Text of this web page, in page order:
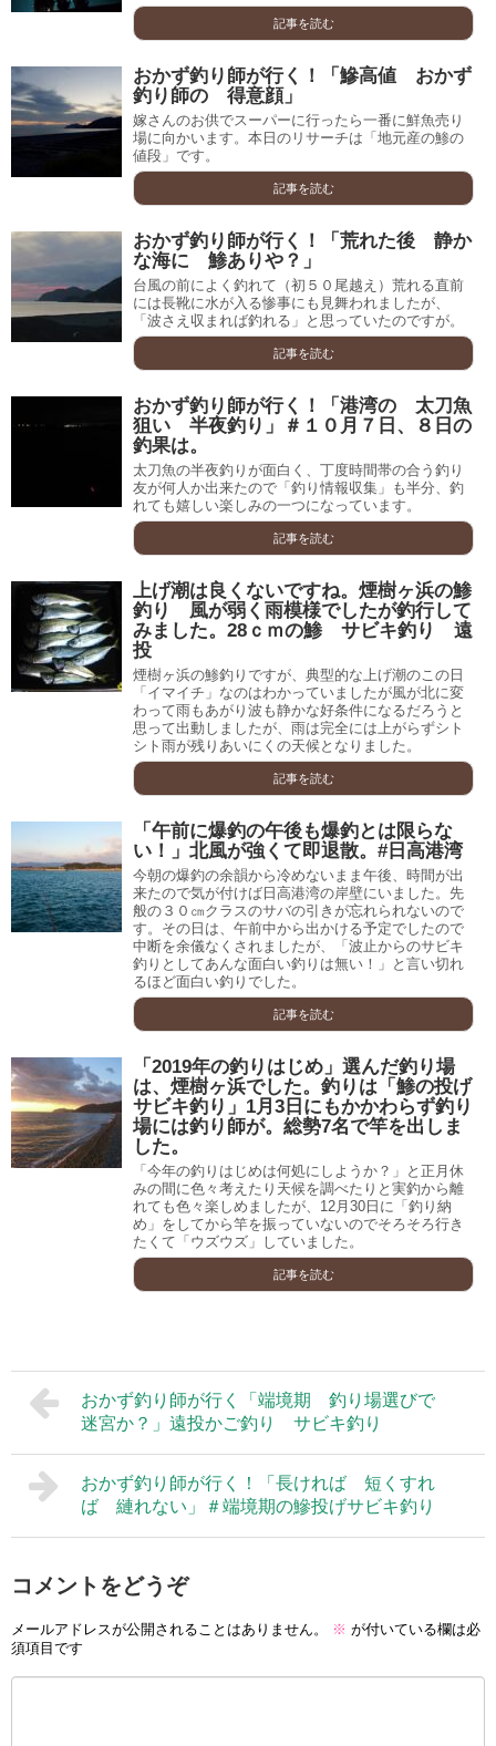
記事を読む
おかず釣り師が行く！「鰺高値 おかず
釣り師の 得意顔」
嫁さんのお供でスーパーに行ったら一番に鮮魚売り
場に向かいます。本日のリサーチは「地元産の鯵の
値段」です。
記事を読む
おかず釣り師が行く！「荒れた後 静か
な海に 鯵ありや？」
台風の前によく釣れて（初５０尾越え）荒れる直前
には長靴に水が入る惨事にも見舞われましたが、
「波さえ収まれば釣れる」と思っていたのですが。
記事を読む
おかず釣り師が行く！「港湾の 太刀魚
狙い 半夜釣り」＃１０月７日、８日の
釣果は。
太刀魚の半夜釣りが面白く、丁度時間帯の合う釣り
友が何人か出来たので「釣り情報収集」も半分、釣
れても嬉しい楽しみの一つになっています。
記事を読む
上げ潮は良くないですね。煙樹ヶ浜の鯵
釣り 風が弱く雨模様でしたが釣行して
みました。28ｃｍの鯵 サビキ釣り 遠
投
煙樹ヶ浜の鯵釣りですが、典型的な上げ潮のこの日
「イマイチ」なのはわかっていましたが風が北に変
わって雨もあがり波も静かな好条件になるだろうと
思って出動しましたが、雨は完全には上がらずシト
シト雨が残りあいにくの天候となりました。
記事を読む
「午前に爆釣の午後も爆釣とは限らな
い！」北風が強くて即退散。#日高港湾
今朝の爆釣の余韻から冷めないまま午後、時間が出
来たので気が付けば日高港湾の岸壁にいました。先
般の３０㎝クラスのサバの引きが忘れられないので
す。その日は、午前中から出かける予定でしたので
中断を余儀なくされましたが、「波止からのサビキ
釣りとしてあんな面白い釣りは無い！」と言い切れ
るほど面白い釣りでした。
記事を読む
「2019年の釣りはじめ」選んだ釣り場
は、煙樹ヶ浜でした。釣りは「鯵の投げ
サビキ釣り」1月3日にもかかわらず釣り
場には釣り師が。総勢7名で竿を出しま
した。
「今年の釣りはじめは何処にしようか？」と正月休
みの間に色々考えたり天候を調べたりと実釣から離
れても色々楽しめましたが、12月30日に「釣り納
め」をしてから竿を振っていないのでそろそろ行き
たくて「ウズウズ」していました。
記事を読む
おかず釣り師が行く「端境期 釣り場選びで
迷宮か？」遠投かご釣り サビキ釣り
おかず釣り師が行く！「長ければ 短くすれ
ば 縺れない」＃端境期の鰺投げサビキ釣り
コメントをどうぞ
メールアドレスが公開されることはありません。 ※ が付いている欄は必
須項目です